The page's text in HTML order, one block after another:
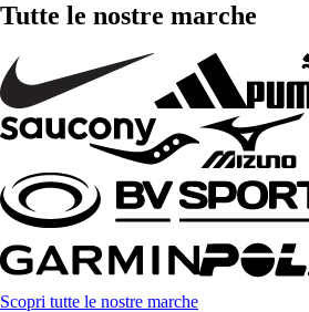
Tutte le nostre marche
Scopri tutte le nostre marche